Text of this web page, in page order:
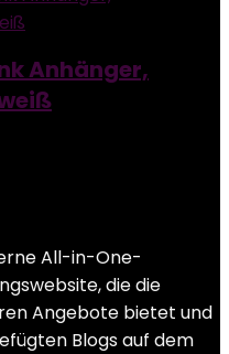
Anhänger,
All-in-One-
die die
Angebote bietet und
Blogs auf dem